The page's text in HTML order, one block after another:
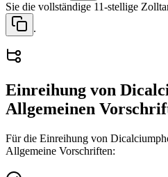
Sie die vollständige 11-stellige
.
Einreihung von
Allgemeinen
Für die Einreihung von
Allgemeine Vorschriften: